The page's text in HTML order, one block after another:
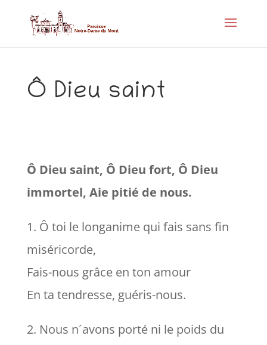
Ô Dieu saint
Ô Dieu saint, Ô Dieu fort, Ô Dieu
immortel, Aie pitié de nous.
1. Ô toi le longanime qui fais sans fin
miséricorde,
Fais-nous grâce en ton amour
En ta tendresse, guéris-nous.
2. Nous n´avons porté ni le poids du